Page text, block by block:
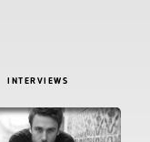
INTERVIEWS